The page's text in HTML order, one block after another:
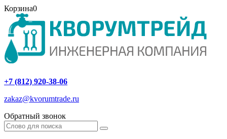
Корзина0
+7 (812) 920-38-06
zakaz@kvorumtrade.ru
Обратный звонок